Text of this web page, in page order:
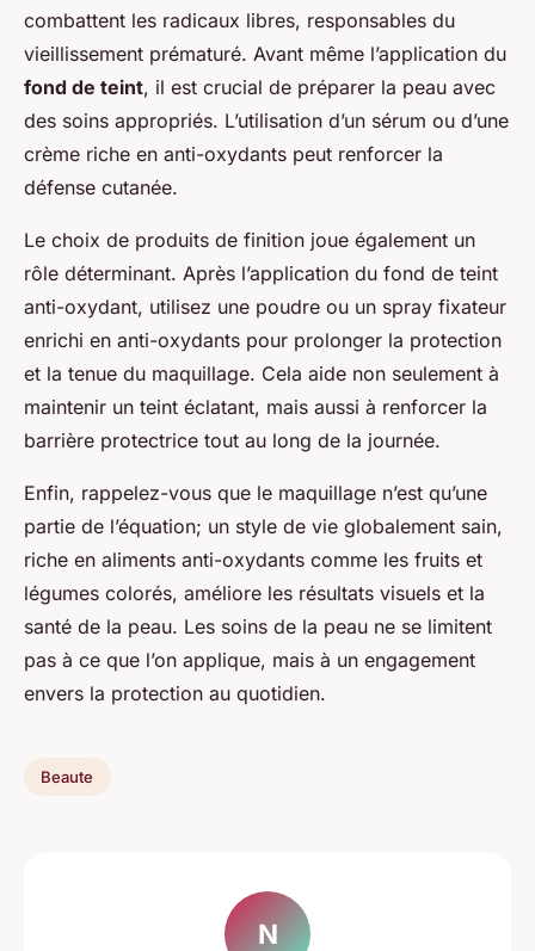
combattent les radicaux libres, responsables du
vieillissement prématuré. Avant même l’application du
fond de teint, il est crucial de préparer la peau avec
des soins appropriés. L’utilisation d’un sérum ou d’une
crème riche en anti-oxydants peut renforcer la
défense cutanée.
Le choix de produits de finition joue également un
rôle déterminant. Après l’application du fond de teint
anti-oxydant, utilisez une poudre ou un spray fixateur
enrichi en anti-oxydants pour prolonger la protection
et la tenue du maquillage. Cela aide non seulement à
maintenir un teint éclatant, mais aussi à renforcer la
barrière protectrice tout au long de la journée.
Enfin, rappelez-vous que le maquillage n’est qu’une
partie de l’équation; un style de vie globalement sain,
riche en aliments anti-oxydants comme les fruits et
légumes colorés, améliore les résultats visuels et la
santé de la peau. Les soins de la peau ne se limitent
pas à ce que l’on applique, mais à un engagement
envers la protection au quotidien.
Beaute
N